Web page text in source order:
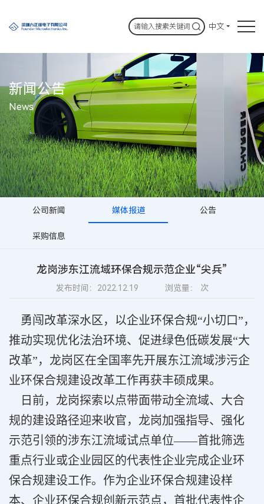
中文
新闻公告
News
公司新闻 媒体报道 公告
采购信息
龙岗涉东江流域环保合规示范企业“尖兵”
发布时间：2022.12.19 浏览量： 次
勇闯改革深水区，以企业环保合规“小切口”，
推动实现优化法治环境、促进绿色低碳发展“大
改革”，龙岗区在全国率先开展东江流域涉污企
业环保合规建设改革工作再获丰硕成果。
日前，龙岗探索以点带面带动全流域、大合
规的建设路径迎来收官，龙岗加强指导、强化
示范引领的涉东江流域试点单位——首批筛选
重点行业或企业园区的代表性企业完成企业环
保合规建设工作。作为企业环保合规建设样
本、企业环保合规创新示范点，首批代表性企